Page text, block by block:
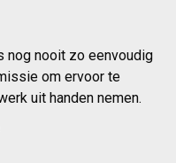
nog nooit zo eenvoudig
om ervoor te
uit handen nemen.